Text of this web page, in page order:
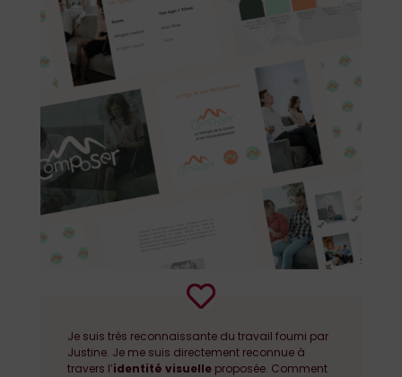
Je suis très reconnaissante du travail fourni par
Justine. Je me suis directement reconnue à
travers l’identité visuelleproposée. Comment